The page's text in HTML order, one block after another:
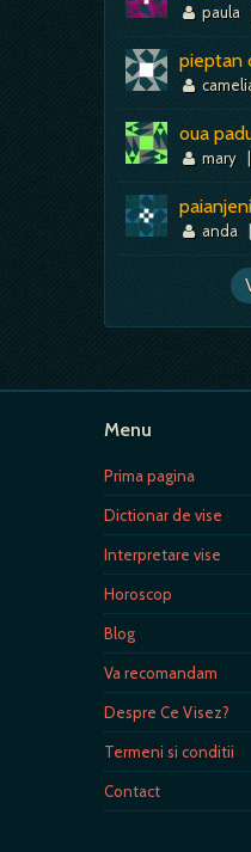
paula
pieptan
oua
mary |
anda
Menu
Prima pagina
Dictionar de vise
Interpretare vise
Horoscop
Blog
Va recomandam
Despre Ce Visez?
Termeni si conditii
Contact